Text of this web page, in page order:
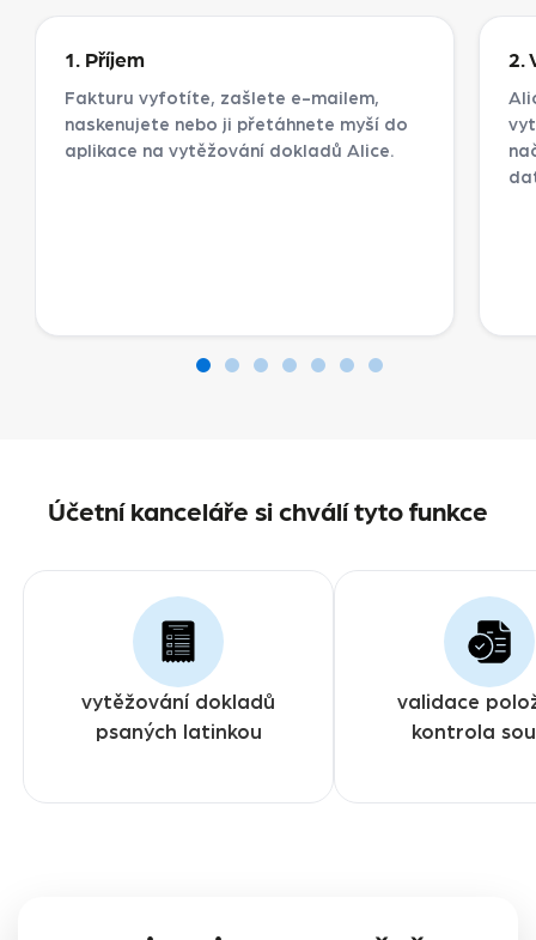
1. Příjem
Fakturu vyfotíte, zašlete e-mailem,
naskenujete nebo ji přetáhnete myší do
aplikace na vytěžování dokladů Alice.
2.
Účetní kanceláře si chválí tyto funkce
vytěžování dokladů
psaných latinkou
validace
kontrola